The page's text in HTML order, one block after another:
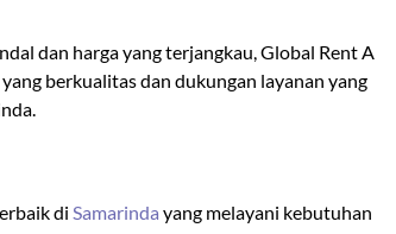
dan harga yang terjangkau, Global Rent A
berkualitas dan dukungan layanan yang
di Samarinda yang melayani kebutuhan